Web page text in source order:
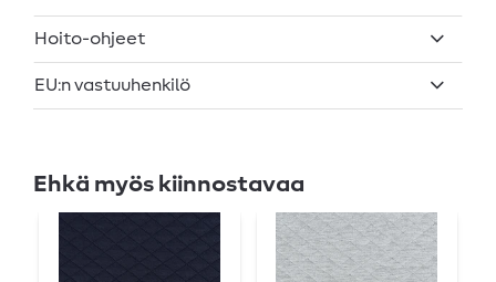
Hoito-ohjeet
EU:n vastuuhenkilö
Ehkä myös kiinnostavaa